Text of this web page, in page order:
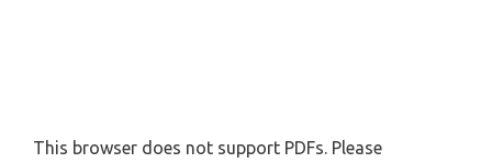
This browser does not support PDFs. Please